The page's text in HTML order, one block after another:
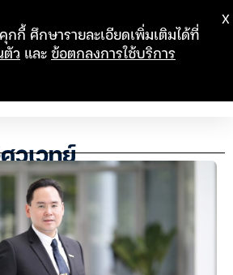
วเวทย์
กกี้ ศึกษารายละเอียดเพิ่มเติมได้ที่
ว และข้อตกลงการใช้บริการ
X